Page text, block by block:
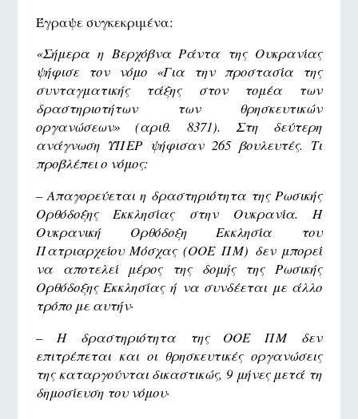
Έγραψε συγκεκριμένα:
«Σήμερα η Βερχόβνα Ράντα της Ουκρανίας
ψήφισε τον νόμο «Για την προστασία της
συνταγματικής τάξης στον τομέα των
δραστηριοτήτων των θρησκευτικών
οργανώσεων» (αριθ. 8371). Στη δεύτερη
ανάγνωση ΥΠΕΡ ψήφισαν 265 βουλευτές. Τι
προβλέπει ο νόμος:
– Απαγορεύεται η δραστηριότητα της Ρωσικής
Ορθόδοξης Εκκλησίας στην Ουκρανία. Η
Ουκρανική Ορθόδοξη Εκκλησία του
Πατριαρχείου Μόσχας (ΟΟΕ ΠΜ) δεν μπορεί
να αποτελεί μέρος της δομής της Ρωσικής
Ορθόδοξης Εκκλησίας ή να συνδέεται με άλλο
τρόπο με αυτήν·
– Η δραστηριότητα της ΟΟΕ ΠΜ δεν
επιτρέπεται και οι θρησκευτικές οργανώσεις
της καταργούνται δικαστικώς, 9 μήνες μετά τη
δημοσίευση του νόμου·